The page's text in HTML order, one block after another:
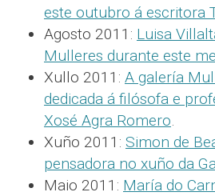
este outubro á escritora
Agosto 2011: Luisa
Mulleres durante este
Xullo 2011: A galería
dedicada á filósofa e
Xosé Agra Romero.
Xuño 2011: Simon de
pensadora no xuño da
Maio 2011: María do